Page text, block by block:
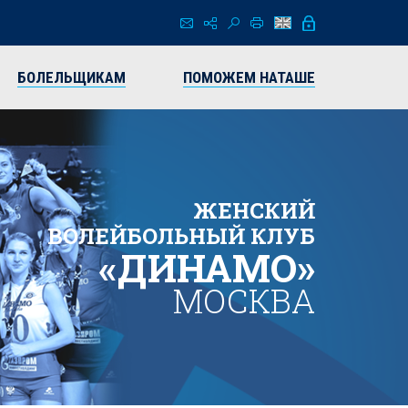
БОЛЕЛЬЩИКАМ ПОМОЖЕМ НАТАШЕ
ЖЕНСКИЙ
ВОЛЕЙБОЛЬНЫЙ КЛУБ
«ДИНАМО»
МОСКВА